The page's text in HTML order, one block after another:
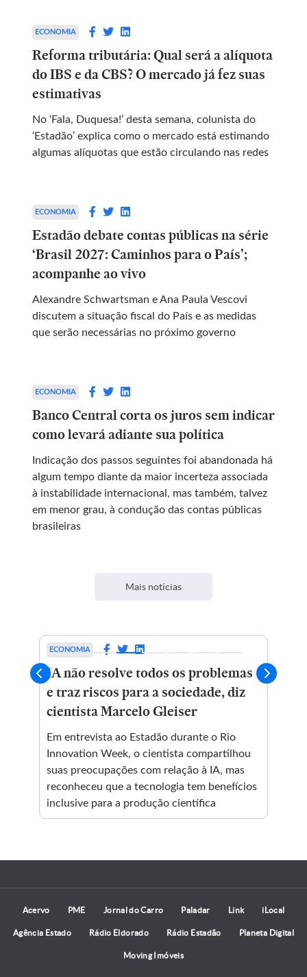
ECONOMIA
Reforma tributária: Qual será a alíquota
do IBS e da CBS? O mercado já fez suas
estimativas
No ‘Fala, Duquesa!’ desta semana, colunista do
‘Estadão’ explica como o mercado está estimando
algumas alíquotas que estão circulando nas redes
ECONOMIA
Estadão debate contas públicas na série
‘Brasil 2027: Caminhos para o País’;
acompanhe ao vivo
Alexandre Schwartsman e Ana Paula Vescovi
discutem a situação fiscal do País e as medidas
que serão necessárias no próximo governo
ECONOMIA
Banco Central corta os juros sem indicar
como levará adiante sua política
Indicação dos passos seguintes foi abandonada há
algum tempo diante da maior incerteza associada
à instabilidade internacional, mas também, talvez
em menor grau, à condução das contas públicas
brasileiras
Mais notícias
ECONOMIA
IA não resolve todos os problemas
e traz riscos para a sociedade, diz
cientista Marcelo Gleiser
Em entrevista ao Estadão durante o Rio
Innovation Week, o cientista compartilhou
suas preocupações com relação à IA, mas
reconheceu que a tecnologia tem benefícios
inclusive para a produção científica
Acervo PME Jornal do Carro Paladar Link iLocal
Agência Estado Rádio Eldorado Rádio Estadão Planeta Digital
Moving Imóveis